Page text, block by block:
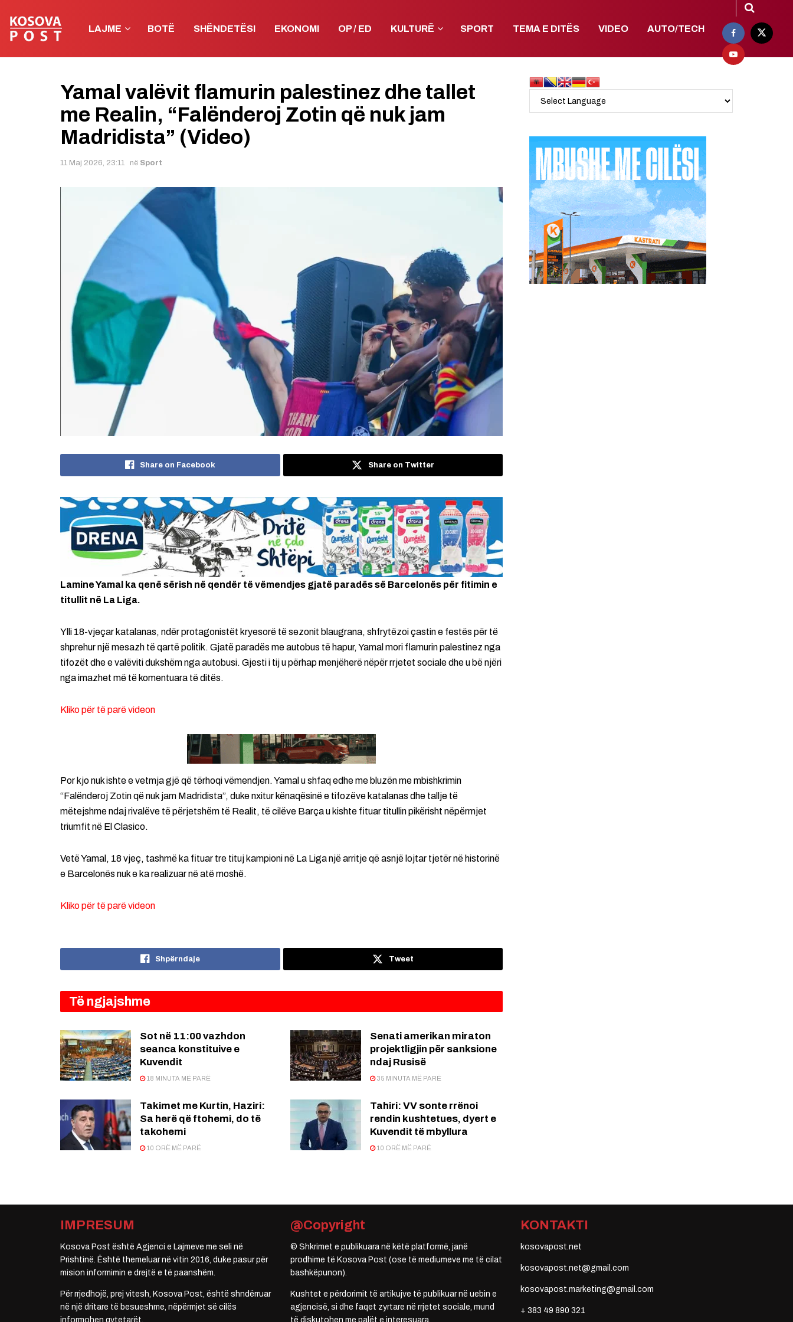
LAJME BOTË SHËNDETËSI EKONOMI OP / ED KULTURË SPORT TEMA E DITËS VIDEO AUTO/TECH
Yamal valëvit flamurin palestinez dhe tallet
me Realin, “Falënderoj Zotin që nuk jam
Madridista” (Video)
11 Maj 2026, 23:11 në Sport
Share on Facebook Share on Twitter
Lamine Yamal ka qenë sërish në qendër të vëmendjes gjatë paradës së Barcelonës për fitimin e
titullit në La Liga.
Ylli 18-vjeçar katalanas, ndër protagonistët kryesorë të sezonit blaugrana, shfrytëzoi çastin e festës për të
shprehur një mesazh të qartë politik. Gjatë paradës me autobus të hapur, Yamal mori flamurin palestinez nga
tifozët dhe e valëviti dukshëm nga autobusi. Gjesti i tij u përhap menjëherë nëpër rrjetet sociale dhe u bë njëri
nga imazhet më të komentuara të ditës.
Kliko për të parë videon
Por kjo nuk ishte e vetmja gjë që tërhoqi vëmendjen. Yamal u shfaq edhe me bluzën me mbishkrimin
“Falënderoj Zotin që nuk jam Madridista”, duke nxitur kënaqësinë e tifozëve katalanas dhe tallje të
mëtejshme ndaj rivalëve të përjetshëm të Realit, të cilëve Barça u kishte fituar titullin pikërisht nëpërmjet
triumfit në El Clasico.
Vetë Yamal, 18 vjeç, tashmë ka fituar tre tituj kampioni në La Liga një arritje që asnjë lojtar tjetër në historinë
e Barcelonës nuk e ka realizuar në atë moshë.
Kliko për të parë videon
Shpërndaje Tweet
Të ngjajshme
Sot në 11:00 vazhdon
seanca konstituive e
Kuvendit
18 MINUTA MË PARË
Senati amerikan miraton
projektligjin për sanksione
ndaj Rusisë
35 MINUTA MË PARË
Takimet me Kurtin, Haziri:
Sa herë që ftohemi, do të
takohemi
10 ORË MË PARË
Tahiri: VV sonte rrënoi
rendin kushtetues, dyert e
Kuvendit të mbyllura
10 ORË MË PARË
IMPRESUM
Kosova Post është Agjenci e Lajmeve me seli në
Prishtinë. Është themeluar në vitin 2016, duke pasur për
mision informimin e drejtë e të paanshëm.
Për rrjedhojë, prej vitesh, Kosova Post, është shndërruar
në një dritare të besueshme, nëpërmjet së cilës
informohen qytetarët.
@Copyright
© Shkrimet e publikuara në këtë platformë, janë
prodhime të Kosova Post (ose të mediumeve me të cilat
bashkëpunon).
Kushtet e përdorimit të artikujve të publikuar në uebin e
agjencisë, si dhe faqet zyrtare në rrjetet sociale, mund
të diskutohen me palët e interesuara.
KONTAKTI
kosovapost.net
kosovapost.net@gmail.com
kosovapost.marketing@gmail.com
+ 383 49 890 321